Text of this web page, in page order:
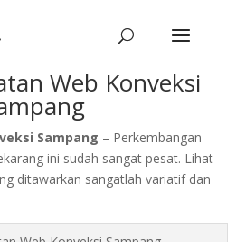
Web Konveksi
Sampang – Perkembangan
ini sudah sangat pesat. Lihat
ditawarkan sangatlah variatif dan